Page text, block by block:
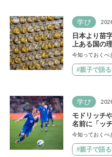
学び
日本より苗
上ある国の
今知っておくべ
#親子で語
学び
モドリッチ
名前に「ッ
【親子で語
今知っておくべ
#親子で語